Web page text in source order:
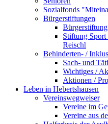
Sozialfonds
Bürgerstiftungen
Stiftung
Reischl
Behinderten- /
Sach- und
Wichtiges /
Aktionen /
Leben in Hebertshausen
Vereinswegweiser
Vereine im
Vereine aus